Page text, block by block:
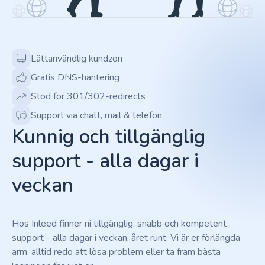
Lättanvändlig kundzon
Gratis DNS-hantering
Stöd för 301/302-redirects
Support via chatt, mail & telefon
Kunnig och tillgänglig
support - alla dagar i
veckan
Hos Inleed finner ni tillgänglig, snabb och kompetent
support - alla dagar i veckan, året runt. Vi är er förlängda
arm, alltid redo att lösa problem eller ta fram bästa